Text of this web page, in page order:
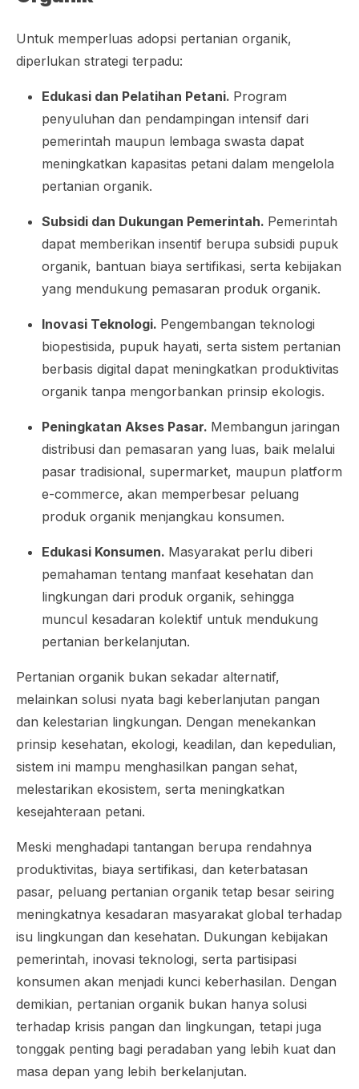
Untuk memperluas adopsi pertanian organik,
diperlukan strategi terpadu:
Edukasi dan Pelatihan Petani. Program
penyuluhan dan pendampingan intensif dari
pemerintah maupun lembaga swasta dapat
meningkatkan kapasitas petani dalam mengelola
pertanian organik.
Subsidi dan Dukungan Pemerintah. Pemerintah
dapat memberikan insentif berupa subsidi pupuk
organik, bantuan biaya sertifikasi, serta kebijakan
yang mendukung pemasaran produk organik.
Inovasi Teknologi. Pengembangan teknologi
biopestisida, pupuk hayati, serta sistem pertanian
berbasis digital dapat meningkatkan produktivitas
organik tanpa mengorbankan prinsip ekologis.
Peningkatan Akses Pasar. Membangun jaringan
distribusi dan pemasaran yang luas, baik melalui
pasar tradisional, supermarket, maupun platform
e-commerce, akan memperbesar peluang
produk organik menjangkau konsumen.
Edukasi Konsumen. Masyarakat perlu diberi
pemahaman tentang manfaat kesehatan dan
lingkungan dari produk organik, sehingga
muncul kesadaran kolektif untuk mendukung
pertanian berkelanjutan.
Pertanian organik bukan sekadar alternatif,
melainkan solusi nyata bagi keberlanjutan pangan
dan kelestarian lingkungan. Dengan menekankan
prinsip kesehatan, ekologi, keadilan, dan kepedulian,
sistem ini mampu menghasilkan pangan sehat,
melestarikan ekosistem, serta meningkatkan
kesejahteraan petani.
Meski menghadapi tantangan berupa rendahnya
produktivitas, biaya sertifikasi, dan keterbatasan
pasar, peluang pertanian organik tetap besar seiring
meningkatnya kesadaran masyarakat global terhadap
isu lingkungan dan kesehatan. Dukungan kebijakan
pemerintah, inovasi teknologi, serta partisipasi
konsumen akan menjadi kunci keberhasilan. Dengan
demikian, pertanian organik bukan hanya solusi
terhadap krisis pangan dan lingkungan, tetapi juga
tonggak penting bagi peradaban yang lebih kuat dan
masa depan yang lebih berkelanjutan.